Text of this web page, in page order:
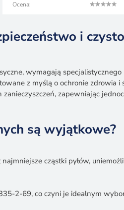
Ocena:
i
wymagają
z myślą o ochronie zdrowia
zapewniając
są wyjątkowe?
cząstki pyłów,
2-69, co czyni je idealnym